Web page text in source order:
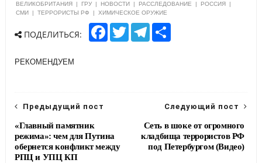
ВЕЛИКОБРИТАНИЯ | ГРУ | НОВОСТИ | РАССЛЕДОВАНИЕ | РОССИЯ
|
СМИ
| ТЕРРОРИСТЫ РФ | ХИМИЧЕСКОЕ ОРУЖИЕ
ПОДЕЛИТЬСЯ:
F
T
w
T
e
S
РЕКОМЕНДУЕМ
Следующий пост
Сеть в шоке от огромного
кладбища террористов РФ
под Петербургом (Видео)
Предыдущий пост
«Главный памятник
режима»: чем для Путина
обернется конфликт между
РПЦ и УПЦ КП